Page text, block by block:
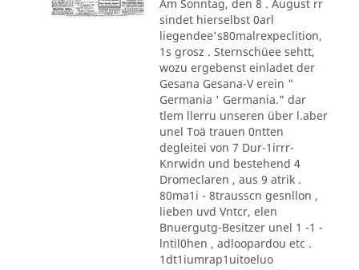
Am Sonntag, den 8 . August rr
sindet hierselbst 0arl
liegendee's80malrexpeclition,
1s grosz . Sternschüee sehtt,
wozu ergebenst einladet der
Gesana Gesana-V erein "
Germania ' Germania." dar
tlem llerru unseren über l.aber
unel Toä trauen 0ntten
degleitei von 7 Dur-1irrr-
Knrwidn und bestehend 4
Dromeclaren , aus 9 atrik .
80ma1i - 8trausscn gesnllon ,
lieben uvd Vntcr, elen
Bnuergutg-Besitzer unel 1 -1 -
lntil0hen , adloopardou etc .
1dt1iumrap1uitoeluo